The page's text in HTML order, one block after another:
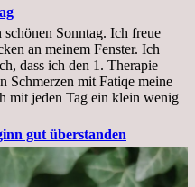
Krankenhaus
stationär
Sonntag. Ich freue
an meinem Fenster. Ich
dass ich den 1. Therapie
Schmerzen mit Fatiqe meine
mit jeden Tag ein klein wenig
gut überstanden